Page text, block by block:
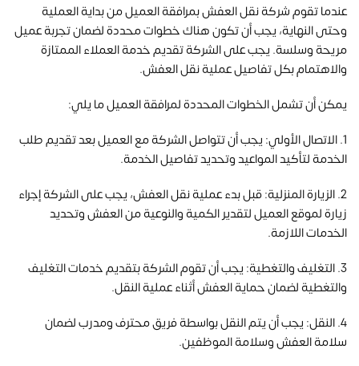
عندما تقوم شركة نقل العفش بمرافقة العميل من بداية العملية
وحتى النهاية، يجب أن تكون هناك خطوات محددة لضمان تجربة عميل
مريحة وسلسة. يجب على الشركة تقديم خدمة العملاء الممتازة
والاهتمام بكل تفاصيل عملية نقل العفش.
يمكن أن تشمل الخطوات المحددة لمرافقة العميل ما يلي:
1. الاتصال الأولي: يجب أن تتواصل الشركة مع العميل بعد تقديم طلب
الخدمة لتأكيد المواعيد وتحديد تفاصيل الخدمة.
2. الزيارة المنزلية: قبل بدء عملية نقل العفش، يجب على الشركة إجراء
زيارة لموقع العميل لتقدير الكمية والنوعية من العفش وتحديد
الخدمات اللازمة.
3. التغليف والتغطية: يجب أن تقوم الشركة بتقديم خدمات التغليف
والتغطية لضمان حماية العفش أثناء عملية النقل.
4. النقل: يجب أن يتم النقل بواسطة فريق محترف ومدرب لضمان
سلامة العفش وسلامة الموظفين.